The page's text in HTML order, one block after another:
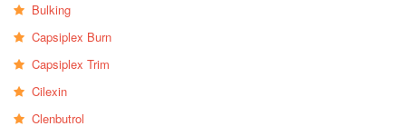
Bulking
Capsiplex Burn
Capsiplex Trim
Cilexin
Clenbutrol